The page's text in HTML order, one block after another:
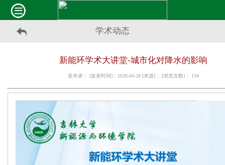
学术动态
新能环学术大讲堂-城市化对降水的影响
发布者： [发表时间]：2026-04-28 [来源]： [浏览次数]： 134